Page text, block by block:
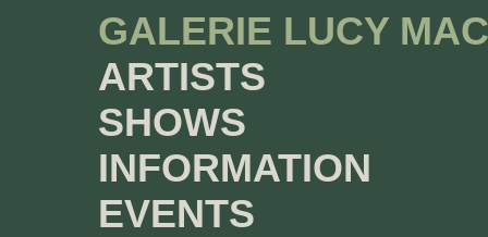
GALERIE LUCY
ARTISTS
SHOWS
INFORMATION
EVENTS